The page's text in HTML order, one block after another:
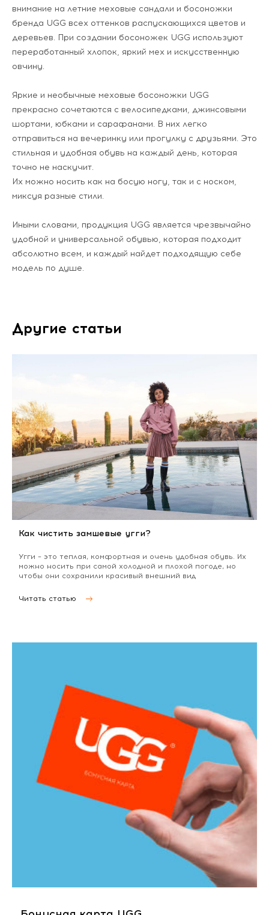
внимание на летние меховые сандали и босоножки
бренда UGG всех оттенков распускающихся цветов и
деревьев. При создании босоножек UGG используют
переработанный хлопок, яркий мех и искусственную
овчину.
Яркие и необычные меховые босоножки UGG
прекрасно сочетаются с велосипедками, джинсовыми
шортами, юбками и сарафанами. В них легко
отправиться на вечеринку или прогулку с друзьями. Это
стильная и удобная обувь на каждый день, которая
точно не наскучит.
Их можно носить как на босую ногу, так и с носком,
миксуя разные стили.
Иными словами, продукция UGG является чрезвычайно
удобной и универсальной обувью, которая подходит
абсолютно всем, и каждый найдет подходящую себе
модель по душе.
Другие статьи
Как чистить замшевые угги?
Угги – это теплая, комфортная и очень удобная обувь. Их
можно носить при самой холодной и плохой погоде, но
чтобы они сохранили красивый внешний вид
Читать статью